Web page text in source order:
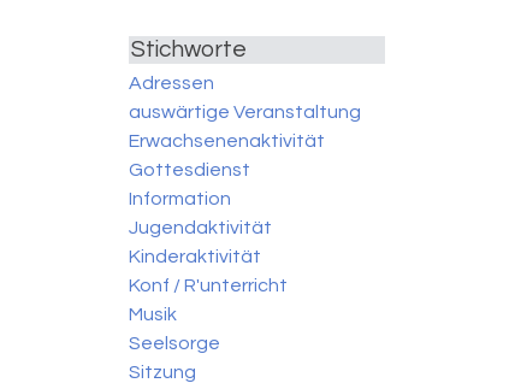
Stichworte
Adressen
auswärtige Veranstaltung
Erwachsenenaktivität
Gottesdienst
Information
Jugendaktivität
Kinderaktivität
Konf / R'unterricht
Musik
Seelsorge
Sitzung